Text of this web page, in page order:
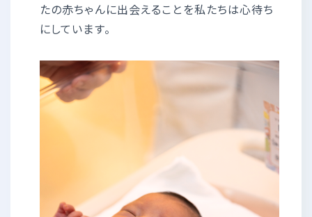
たの赤ちゃんに出会えることを私たちは心待ち
にしています。